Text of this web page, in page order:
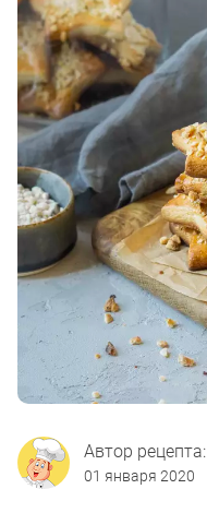
Автор рецепта:
01 января 2020